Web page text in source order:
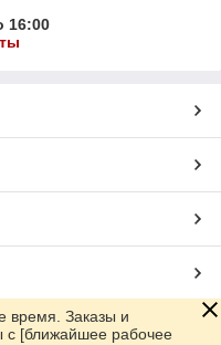
16:00
время. Заказы и
с [ближайшее рабочее